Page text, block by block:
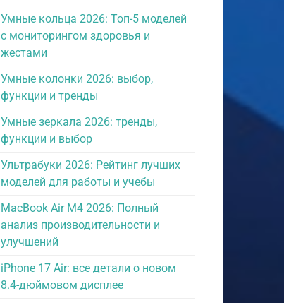
Умные кольца 2026: Топ-5 моделей
с мониторингом здоровья и
жестами
Умные колонки 2026: выбор,
функции и тренды
Умные зеркала 2026: тренды,
функции и выбор
Ультрабуки 2026: Рейтинг лучших
моделей для работы и учебы
MacBook Air M4 2026: Полный
анализ производительности и
улучшений
iPhone 17 Air: все детали о новом
8.4-дюймовом дисплее